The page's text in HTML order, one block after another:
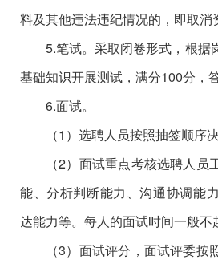
料及其他违法违纪情况的，即取消
5.笔试。采取闭卷形式，根据
基础知识开展测试，满分100分，
6.面试。
（1）选聘人员按照抽签顺序
（2）面试重点考核选聘人
能、分析判断能力、沟通协调能
达能力等。每人的面试时间一般不
（3）面试评分，面试评委